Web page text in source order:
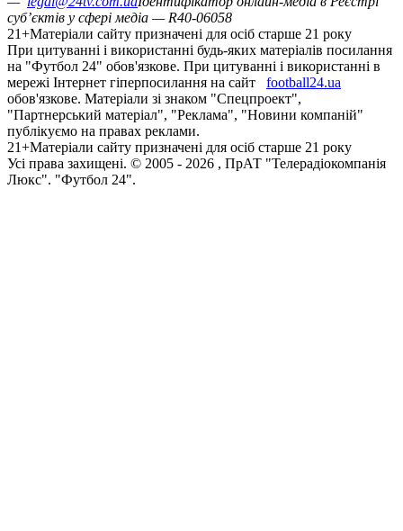
суб’єктів у сфері медіа — R40-06058
21+Матеріали сайту призначені для осіб старше 21 року
При цитуванні і використанні будь-яких матеріалів посилання
на "Футбол 24" обов'язкове. При цитуванні і використанні в
мережі Інтернет гіперпосилання на сайт
football24.ua
обов'язкове. Матеріали зі знаком "Спецпроект",
"Партнерський матеріал", "Реклама", "Новини компаній"
публікуємо на правах реклами.
21+Матеріали сайту призначені для осіб старше 21 року
Усi права захищенi. © 2005 - 2026 , ПрАТ "Телерадіокомпанія
Люкс". "Футбол 24".